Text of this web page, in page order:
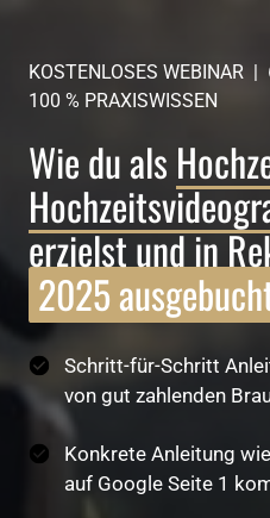
KOSTENLOSES WEBINAR
100 % PRAXISWISSEN
Wie du als
2025
Schritt-für-Schritt
von gut zahlenden
Konkrete Anleitung
auf Google Seite 1